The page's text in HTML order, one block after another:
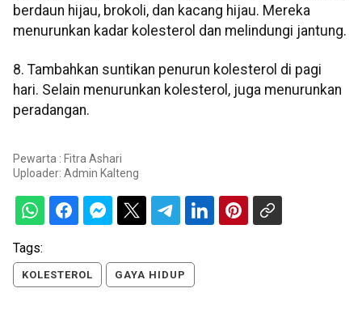
berdaun hijau, brokoli, dan kacang hijau. Mereka
menurunkan kadar kolesterol dan melindungi jantung.
8. Tambahkan suntikan penurun kolesterol di pagi
hari. Selain menurunkan kolesterol, juga menurunkan
peradangan.
Pewarta : Fitra Ashari
Uploader: Admin Kalteng
Tags:
KOLESTEROL GAYA HIDUP